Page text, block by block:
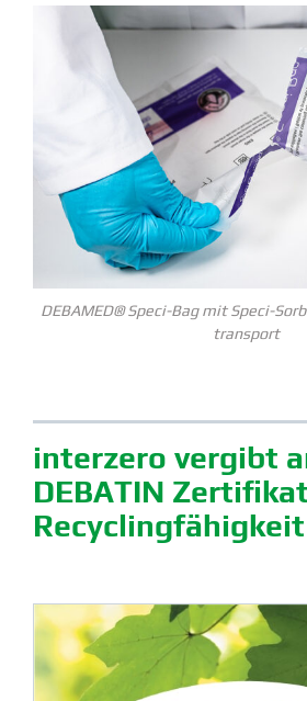
DEBAMED® Speci-Bag mit Speci-
transport
interzero vergibt
DEBATIN
Recycling­fä­higkeit